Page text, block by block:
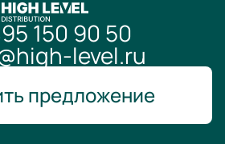
150 90 50
level.ru
предложение